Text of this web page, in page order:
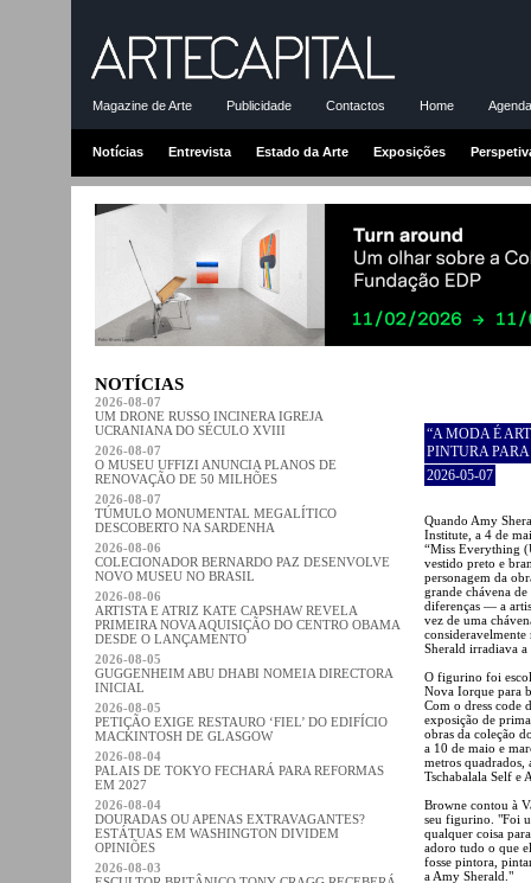
Magazine de Arte Publicidade Contactos Home
Notícias Entrevista Estado da Arte Exposições
NOTÍCIAS
2026-08-07
UM DRONE RUSSO INCINERA IGREJA
UCRANIANA DO SÉCULO XVIII
2026-08-07
O MUSEU UFFIZI ANUNCIA PLANOS DE
RENOVAÇÃO DE 50 MILHÕES
2026-08-07
TÚMULO MONUMENTAL MEGALÍTICO
DESCOBERTO NA SARDENHA
2026-08-06
COLECIONADOR BERNARDO PAZ DESENVOLVE
NOVO MUSEU NO BRASIL
2026-08-06
ARTISTA E ATRIZ KATE CAPSHAW REVELA
PRIMEIRA NOVA AQUISIÇÃO DO CENTRO OBAMA
DESDE O LANÇAMENTO
2026-08-05
GUGGENHEIM ABU DHABI NOMEIA DIRECTORA
INICIAL
2026-08-05
PETIÇÃO EXIGE RESTAURO ‘FIEL’ DO EDIFÍCIO
MACKINTOSH DE GLASGOW
2026-08-04
PALAIS DE TOKYO FECHARÁ PARA REFORMAS
EM 2027
2026-08-04
DOURADAS OU APENAS EXTRAVAGANTES?
ESTÁTUAS EM WASHINGTON DIVIDEM
OPINIÕES
2026-08-03
“A MODA É
PINTURA
2026-05-07
Quando Amy
Institute, a 4 de
“Miss Everything
vestido preto e
personagem da
grande chávena de
diferenças — a
vez de uma
Sherald irradiava a
O figurino foi
Nova Iorque para
Com o dress code
exposição de
obras da coleção
a 10 de maio e
metros quadrados,
Tschabalala Self e
Browne contou à
seu figurino. "Foi
qualquer coisa
adoro tudo o que
fosse pintora,
a Amy Sherald."